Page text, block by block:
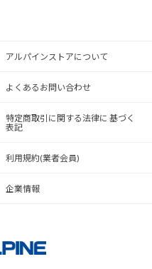
アルパインストアについて
よくあるお問い合わせ
特定商取引に関する法律に 基づく
表記
利用規約(業者会員)
企業情報